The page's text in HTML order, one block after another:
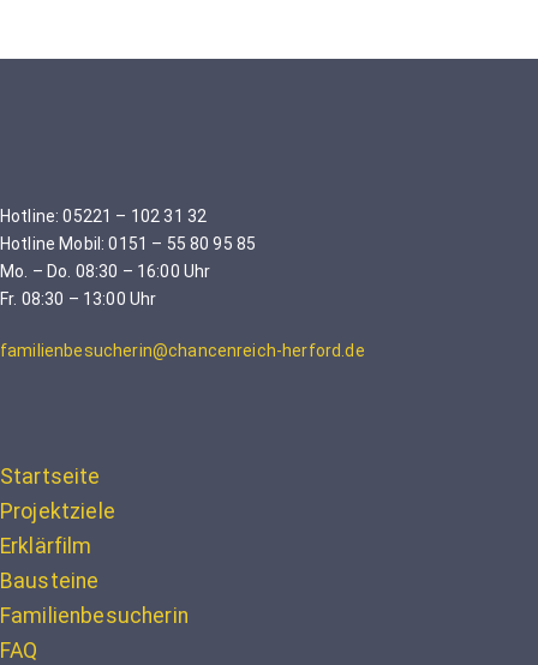
Hotline: 05221 – 102 31 32
Hotline Mobil: 0151 – 55 80 95 85
Mo. – Do. 08:30 – 16:00 Uhr
Fr. 08:30 – 13:00 Uhr
familienbesucherin@chancenreich-herford.de
Startseite
Projektziele
Erklärfilm
Bausteine
Familienbesucherin
FAQ